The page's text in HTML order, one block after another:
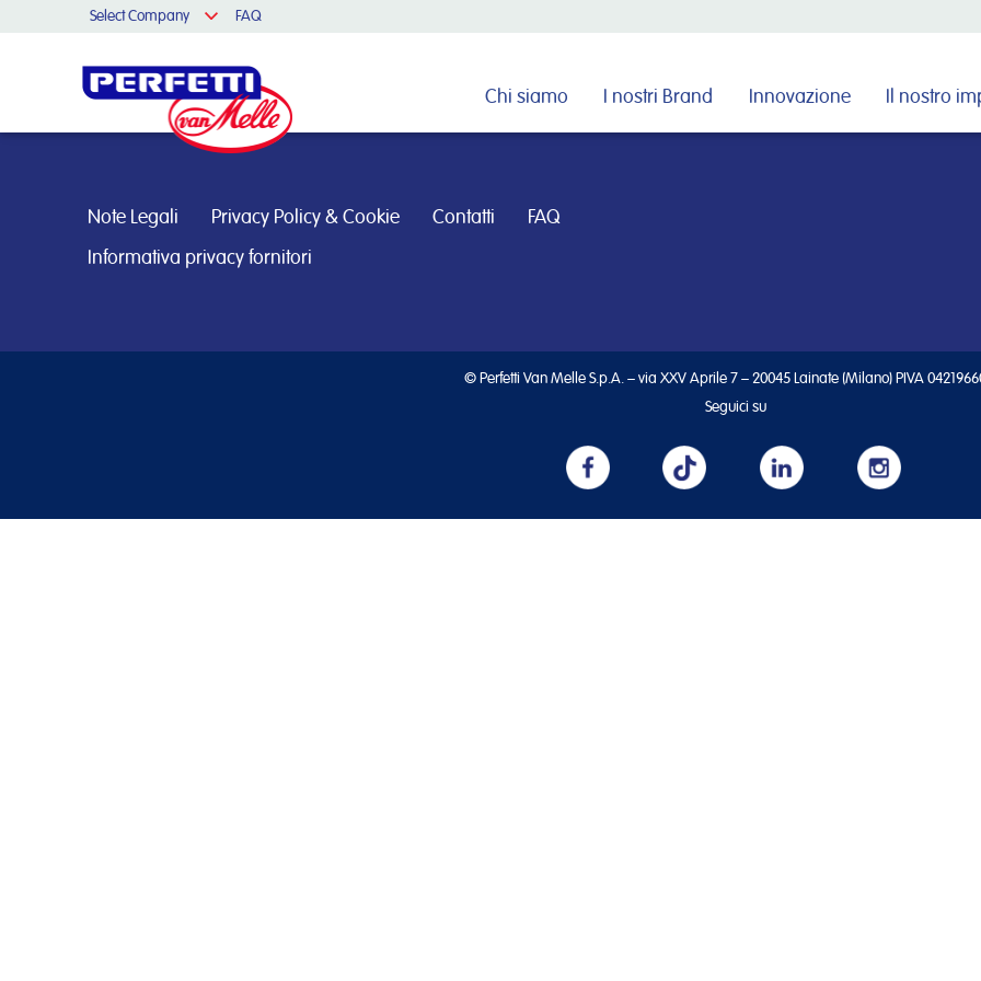
Select Company FAQ
Chi siamo I nostri Brand Innovazione Il nostro
Cerca nel sito
Note Legali Privacy Policy & Cookie Contatti FAQ
Informativa privacy fornitori
© Perfetti Van Melle S.p.A. – via XXV Aprile 7 – 20045 Lainate (Milano) PIVA
Seguici su